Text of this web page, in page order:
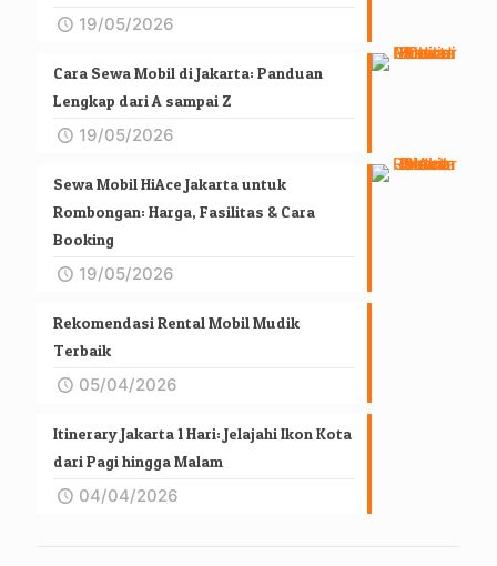
19/05/2026
Cara Sewa Mobil di Jakarta: Panduan
Lengkap dari A sampai Z
19/05/2026
Sewa Mobil HiAce Jakarta untuk
Rombongan: Harga, Fasilitas & Cara
Booking
19/05/2026
Rekomendasi Rental Mobil Mudik
Terbaik
05/04/2026
Itinerary Jakarta 1 Hari: Jelajahi Ikon Kota
dari Pagi hingga Malam
04/04/2026